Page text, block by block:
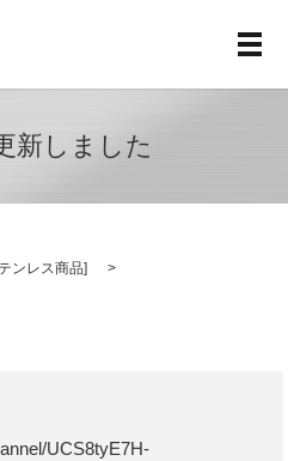
メ
新しました
ンレス商品]
UCS8tyE7H-